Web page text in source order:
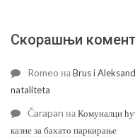
Скорашњи
Romeo наBrus i
nataliteta
Čarapan наКомуналци
казне за бахато паркирање